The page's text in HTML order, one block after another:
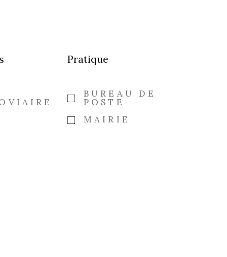
Pratique
BUREAU DE
POSTE
MAIRIE